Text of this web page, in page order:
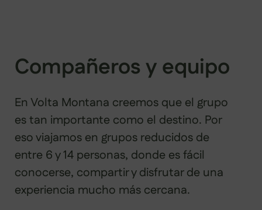
Compañeros y equipo
En Volta Montana creemos que el grupo
es tan importante como el destino. Por
eso viajamos en grupos reducidos de
entre 6 y 14 personas, donde es fácil
conocerse, compartir y disfrutar de una
experiencia mucho más cercana.